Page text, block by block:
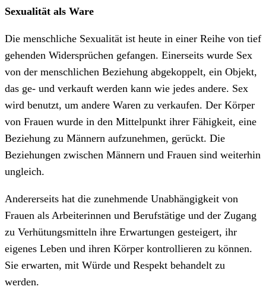
Sexualität als Ware
Die menschliche Sexualität ist heute in einer Reihe von tief
gehenden Widersprüchen gefangen. Einerseits wurde Sex
von der menschlichen Beziehung abgekoppelt, ein Objekt,
das ge- und verkauft werden kann wie jedes andere. Sex
wird benutzt, um andere Waren zu verkaufen. Der Körper
von Frauen wurde in den Mittelpunkt ihrer Fähigkeit, eine
Beziehung zu Männern aufzunehmen, gerückt. Die
Beziehungen zwischen Männern und Frauen sind weiterhin
ungleich.
Andererseits hat die zunehmende Unabhängigkeit von
Frauen als Arbeiterinnen und Berufstätige und der Zugang
zu Verhütungsmitteln ihre Erwartungen gesteigert, ihr
eigenes Leben und ihren Körper kontrollieren zu können.
Sie erwarten, mit Würde und Respekt behandelt zu
werden.